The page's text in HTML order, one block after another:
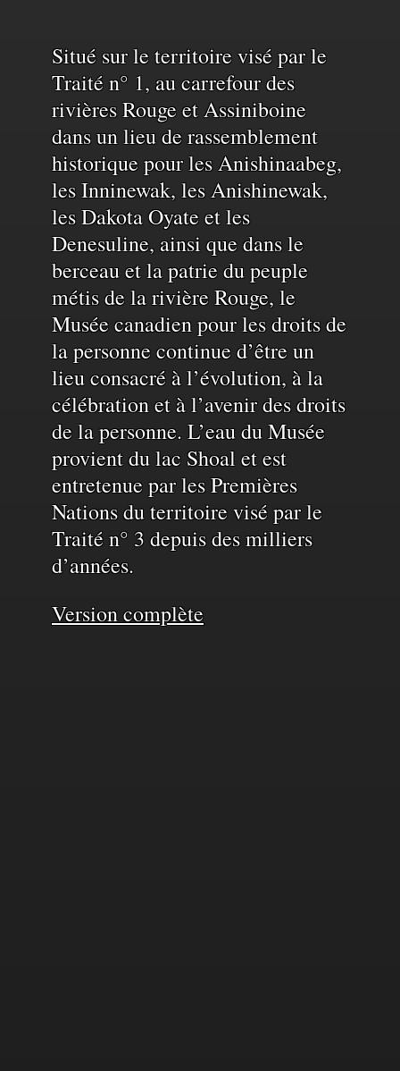
Reconnaissance
du
territoire
et
de
l'eau
Situé sur le territoire visé par le
Traité n° 1, au carrefour des
rivières Rouge et Assiniboine
dans un lieu de rassemblement
historique pour les Anishinaabeg,
les Inninewak, les Anishinewak,
les Dakota Oyate et les
Denesuline, ainsi que dans le
berceau et la patrie du peuple
métis de la rivière Rouge, le
Musée canadien pour les droits de
la personne continue d’être un
lieu consacré à l’évolution, à la
célébration et à l’avenir des droits
de la personne. L’eau du Musée
provient du lac Shoal et est
entretenue par les Premières
Nations du territoire visé par le
Traité n° 3 depuis des milliers
d’années.
Version complète